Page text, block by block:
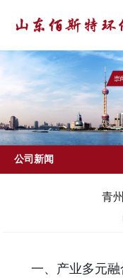
公司新闻
青
一、产业多元